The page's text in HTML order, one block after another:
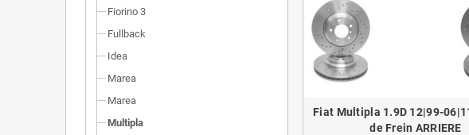
Fiorino 3
Fullback
Idea
Marea
Marea
Multipla
Fiat Multipla 1.9D 12|99-
de Frein ARRIERE